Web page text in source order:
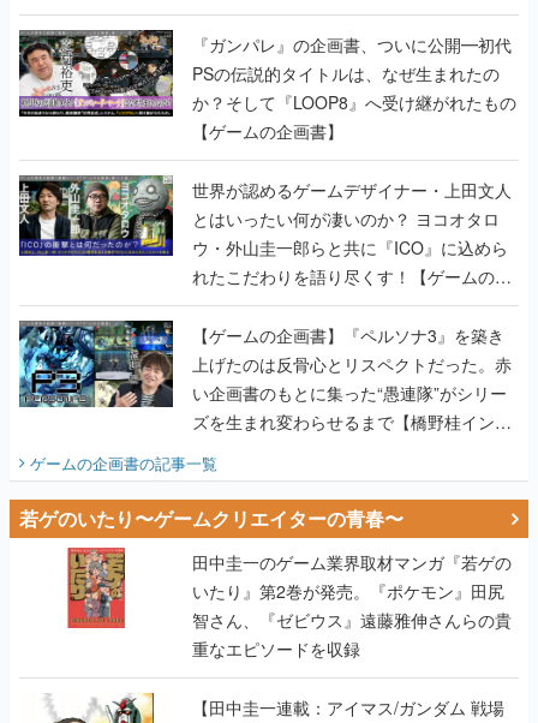
書】
『ガンパレ』の企画書、ついに公開━初代
PSの伝説的タイトルは、なぜ生まれたの
か？そして『LOOP8』へ受け継がれたもの
【ゲームの企画書】
世界が認めるゲームデザイナー・上田文人
とはいったい何が凄いのか？ ヨコオタロ
ウ・外山圭一郎らと共に『ICO』に込めら
れたこだわりを語り尽くす！【ゲームの企
画書】
【ゲームの企画書】『ペルソナ3』を築き
上げたのは反骨心とリスペクトだった。赤
い企画書のもとに集った“愚連隊”がシリー
ズを生まれ変わらせるまで【橋野桂インタ
ビュー】
ゲームの企画書の記事一覧
若ゲのいたり〜ゲームクリエイターの青春〜
田中圭一のゲーム業界取材マンガ『若ゲの
いたり』第2巻が発売。『ポケモン』田尻
智さん、『ゼビウス』遠藤雅伸さんらの貴
重なエピソードを収録
【田中圭一連載：アイマス/ガンダム 戦場